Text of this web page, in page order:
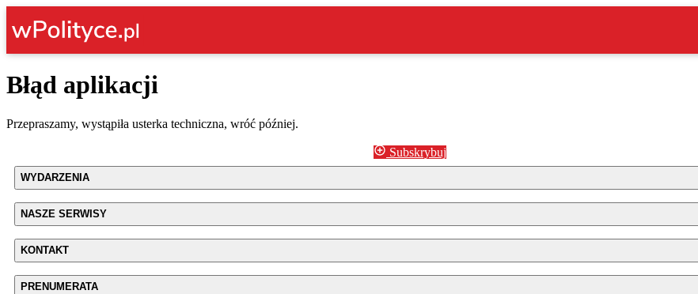
Błąd aplikacji
Przepraszamy, wystąpiła usterka techniczna, wróć później.
Subskrybuj
WYDARZENIA
NASZE SERWISY
KONTAKT
PRENUMERATA